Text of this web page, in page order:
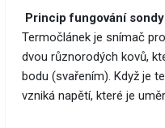
Princip fungování
Termočlánek je snímač
dvou různorodých kovů,
bodu (svařením). Když je
vzniká napětí, které je